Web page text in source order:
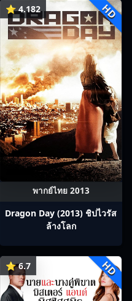
⭐ 4.182 HD
พากย์ไทย 2013
Dragon Day (2013) ชิปไวรัส
ล้างโลก
⭐ 6.7 HD